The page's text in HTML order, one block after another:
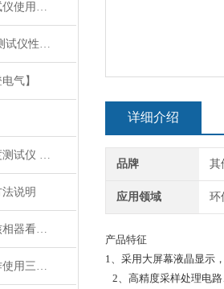
氧化锌避雷器特性测试仪使用方法
BC2305数显绝缘电阻测试仪性能技术参数
气】
全自动绝缘油介电强度测试仪 【上海康登电气】功能简介
说明
如何选购合适的无线核相器看完本篇你就知道了
绝缘电阻测试仪在操作使用三大误区
详细介绍
品牌 其
应用领域 环
产品特征
1、采用大屏幕液晶显示
2、高精度采样处理电